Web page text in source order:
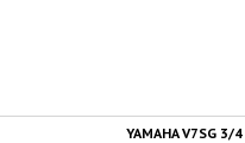
YAMAHA V7SG 3/4